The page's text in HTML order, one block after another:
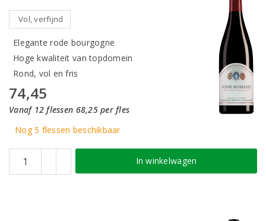
Vol, verfijnd
Elegante rode bourgogne
Hoge kwaliteit van topdomein
Rond, vol en fris
74,45
Vanaf 12 flessen 68,25 per fles
Nog 5 flessen beschikbaar
In winkelwagen